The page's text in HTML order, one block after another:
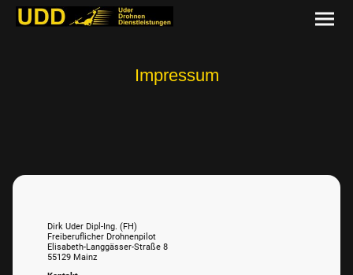
Impressum
Dirk Uder Dipl-Ing. (FH)
Freiberuflicher Drohnenpilot
Elisabeth-Langgässer-Straße 8
55129 Mainz